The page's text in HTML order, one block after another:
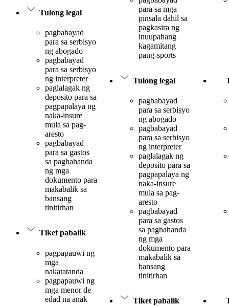
Tulong legal
pagbabayad
para sa serbisyo
ng abogado
pagbabayad
para sa serbisyo
ng interpreter
paglalagak ng
deposito para sa
pagpapalaya ng
naka-insure
mula sa pag-
aresto
pagbabayad
para sa gastos
sa paghahanda
ng mga
dokumento para
makabalik sa
bansang
tinitirhan
Tiket pabalik
pagpapauwi ng
mga
nakatatanda
pagpapauwi ng
mga menor de
edad na anak
para sa mga
pinsala dahil sa
pagkasira ng
inuupahang
kagamitang
pang-sports
Tulong legal
pagbabayad
para sa serbisyo
ng abogado
pagbabayad
para sa serbisyo
ng interpreter
paglalagak ng
deposito para sa
pagpapalaya ng
naka-insure
mula sa pag-
aresto
pagbabayad
para sa gastos
sa paghahanda
ng mga
dokumento para
makabalik sa
bansang
tinitirhan
Tiket pabalik